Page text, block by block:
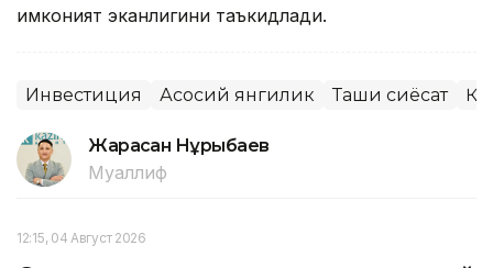
имконият эканлигини таъкидлади.
Инвестиция Асосий янгилик Ташқи сиёсат ҚР
Жарасқан Нұрыбаев
Муаллиф
12:15, 04 Август 2026